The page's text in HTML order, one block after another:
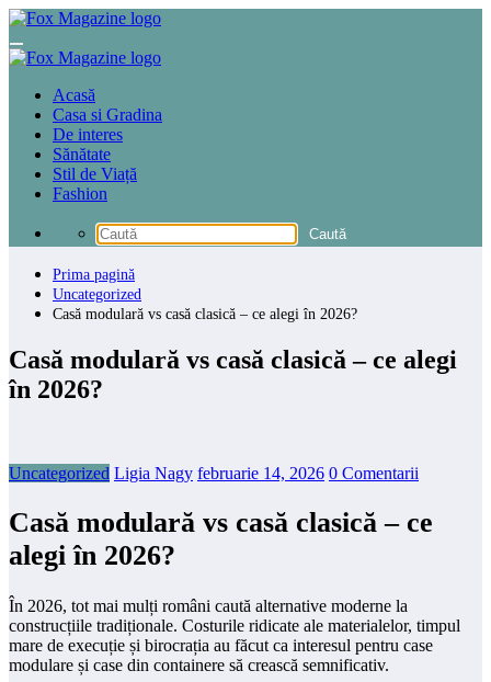
Sari
conținut
Acasă
Casa si Gradina
De interes
Sănătate
Stil de Viață
Fashion
Prima pagină
Uncategorized
Casă modulară vs casă clasică – ce alegi în 2026?
Casă modulară vs casă clasică – ce alegi
în 2026?
Uncategorized Ligia Nagy februarie 14, 2026 0 Comentarii
Casă modulară vs casă clasică – ce
alegi în 2026?
În 2026, tot mai mulți români caută alternative moderne la
construcțiile tradiționale. Costurile ridicate ale materialelor, timpul
mare de execuție și birocrația au făcut ca interesul pentru case
modulare și case din containere să crească semnificativ.